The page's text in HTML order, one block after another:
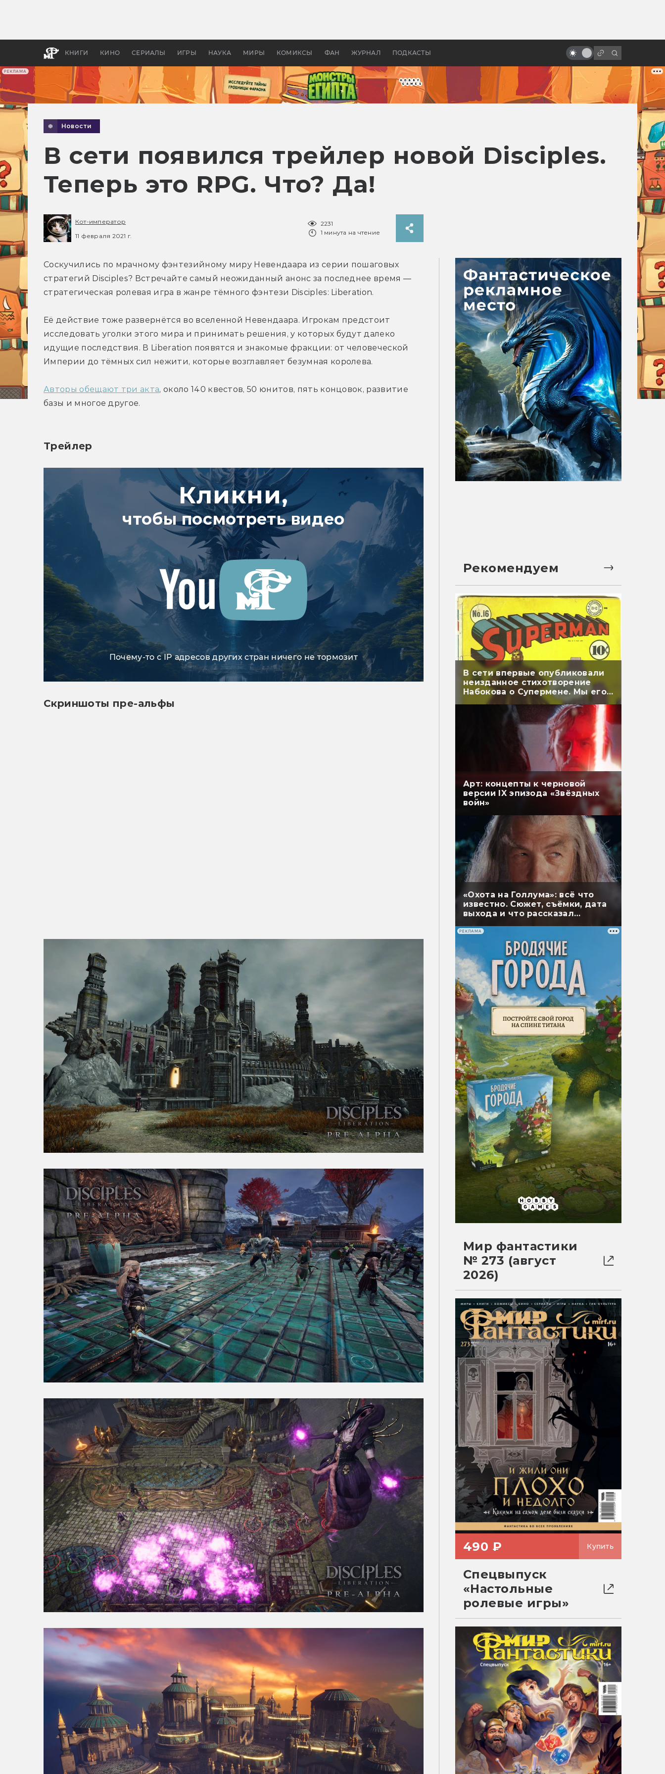
РЕКЛАМА
КНИГИ КИНО СЕРИАЛЫ ИГРЫ НАУКА МИРЫ КОМИКСЫ ФАН ЖУРНАЛ ПОДКАСТЫ
апокалипсис, в России —
бы «Властелина колец»
бояться
Новости
В сети появился трейлер новой Disciples.
Теперь это RPG. Что? Да!
Кот-император
11 февраля 2021 г.
2231
1 минута на чтение
Соскучились по мрачному фэнтезийному миру Невендаара из серии пошаговых
стратегий Disciples? Встречайте самый неожиданный анонс за последнее время —
стратегическая ролевая игра в жанре тёмного фэнтези Disciples: Liberation.
Её действие тоже развернётся во вселенной Невендаара. Игрокам предстоит
исследовать уголки этого мира и принимать решения, у которых будут далеко
идущие последствия. В Liberation появятся и знакомые фракции: от человеческой
Империи до тёмных сил нежити, которые возглавляет безумная королева.
Авторы обещают три акта, около 140 квестов, 50 юнитов, пять концовок, развитие
базы и многое другое.
Трейлер
Кликни,
чтобы посмотреть видео
Почему-то с IP адресов других стран ничего не тормозит
Скриншоты пре-альфы
Рекомендуем
В сети впервые опубликовали
неизданное стихотворение
Набокова о Супермене. Мы его
перевели
Арт: концепты к черновой
версии IX эпизода «Звёздных
войн»
«Охота на Голлума»: всё что
известно. Сюжет, съёмки, дата
выхода и что рассказал
РЕКЛАМА
Мир фантастики
№ 273 (август
2026)
490 ₽ Купить
Спецвыпуск
«Настольные
ролевые игры»